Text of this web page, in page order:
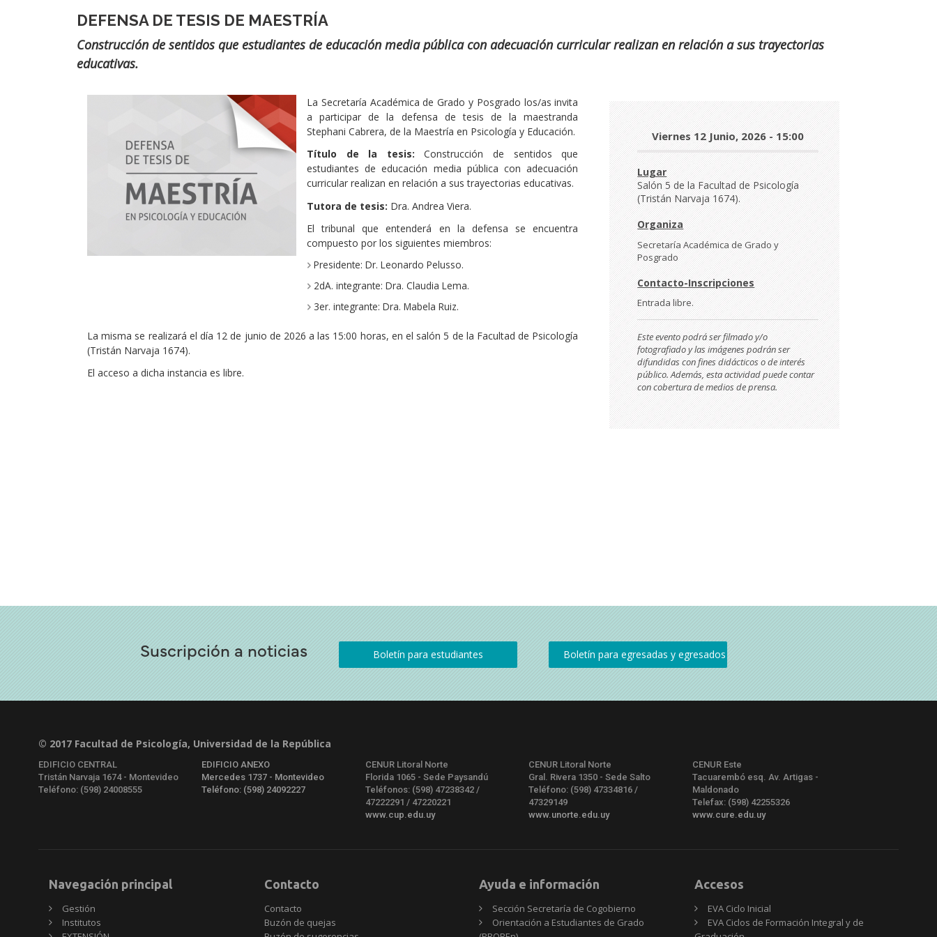
DEFENSA DE TESIS DE MAESTRÍA
Subtítulo
Construcción de sentidos que estudiantes de educación media pública con adecuación curricular realizan en relación a sus trayectorias
educativas.
Día
y
hora
Viernes 12 Junio, 2026 - 15:00
Lugar
Salón 5 de la Facultad de Psicología
(Tristán Narvaja 1674).
Organiza
Secretaría Académica de Grado y
Posgrado
Contacto-Inscripciones
Entrada libre.
Este evento podrá ser filmado y/o
fotografiado y las imágenes podrán ser
difundidas con fines didácticos o de interés
público. Además, esta actividad puede contar
con cobertura de medios de prensa.
La Secretaría Académica de Grado y Posgrado los/as invita
a participar de la defensa de tesis de la maestranda
Stephani Cabrera, de la Maestría en Psicología y Educación.
Título de la tesis:Construcción de sentidos que
estudiantes de educación media pública con adecuación
curricular realizan en relación a sus trayectorias educativas.
Tutora de tesis: Dra. Andrea Viera.
El tribunal que entenderá en la defensa se encuentra
compuesto por los siguientes miembros:
Presidente: Dr. Leonardo Pelusso.
2dA. integrante: Dra. Claudia Lema.
3er. integrante: Dra. Mabela Ruiz.
La misma se realizará el día 12 de junio de 2026 a las 15:00 horas, en el salón 5 de la Facultad de Psicología
(Tristán Narvaja 1674).
El acceso a dicha instancia es libre.
Suscripción a noticias
© 2017 Facultad de Psicología, Universidad de la República
EDIFICIO CENTRAL
Tristán Narvaja 1674 - Montevideo
Teléfono: (598) 24008555
EDIFICIO ANEXO
Mercedes 1737 - Montevideo
Teléfono: (598) 24092227
CENUR Litoral Norte
Florida 1065 - Sede Paysandú
Teléfonos: (598) 47238342 /
47222291 / 47220221
www.cup.edu.uy
CENUR Litoral Norte
Gral. Rivera 1350 - Sede Salto
Teléfono: (598) 47334816 /
47329149
www.unorte.edu.uy
CENUR Este
Tacuarembó esq. Av. Artigas -
Maldonado
Telefax: (598) 42255326
www.cure.edu.uy
Navegación principal
Gestión
Institutos
Contacto
Contacto
Buzón de quejas
Ayuda e información
Sección Secretaría de Cogobierno
Orientación a Estudiantes de Grado
Accesos
EVA Ciclo Inicial
EVA Ciclos de Formación Integral y de